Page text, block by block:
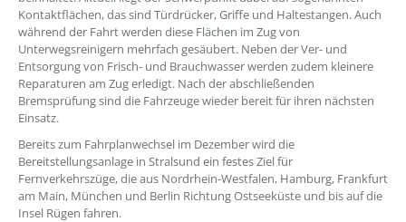
Kontaktflächen, das sind Türdrücker, Griffe und Haltestangen. Auch
während der Fahrt werden diese Flächen im Zug von
Unterwegsreinigern mehrfach gesäubert. Neben der Ver- und
Entsorgung von Frisch- und Brauchwasser werden zudem kleinere
Reparaturen am Zug erledigt. Nach der abschließenden
Bremsprüfung sind die Fahrzeuge wieder bereit für ihren nächsten
Einsatz.
Bereits zum Fahrplanwechsel im Dezember wird die
Bereitstellungsanlage in Stralsund ein festes Ziel für
Fernverkehrszüge, die aus Nordrhein-Westfalen, Hamburg, Frankfurt
am Main, München und Berlin Richtung Ostseeküste und bis auf die
Insel Rügen fahren.